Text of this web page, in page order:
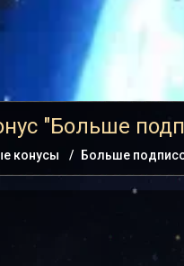
"Больше
конусы Больше